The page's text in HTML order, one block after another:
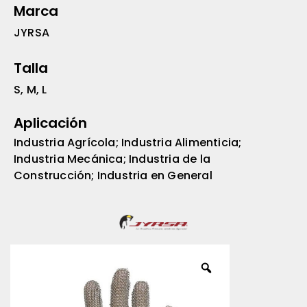
Marca
JYRSA
Talla
S, M, L
Aplicación
Industria Agrícola; Industria Alimenticia;
Industria Mecánica; Industria de la
Construcción; Industria en General